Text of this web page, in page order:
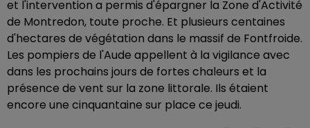
et l'intervention a permis d'épargner la Zone d'Activité
de Montredon, toute proche. Et plusieurs centaines
d'hectares de végétation dans le massif de Fontfroide.
Les pompiers de l'Aude appellent à la vigilance avec
dans les prochains jours de fortes chaleurs et la
présence de vent sur la zone littorale. Ils étaient
encore une cinquantaine sur place ce jeudi.